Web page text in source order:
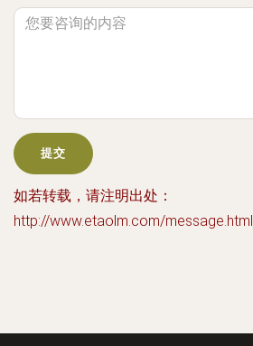
如若转载，请注明出处：
http://www.etaolm.com/message.html